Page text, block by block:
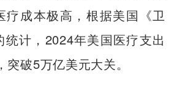
疗成本极高，根据美国《卫
计，2024年美国医疗支出
破5万亿美元大关。